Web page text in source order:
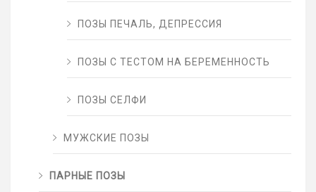
ПОЗЫ ПЕЧАЛЬ, ДЕПРЕССИЯ
ПОЗЫ С ТЕСТОМ НА БЕРЕМЕННОСТЬ
ПОЗЫ СЕЛФИ
МУЖСКИЕ ПОЗЫ
ПАРНЫЕ ПОЗЫ